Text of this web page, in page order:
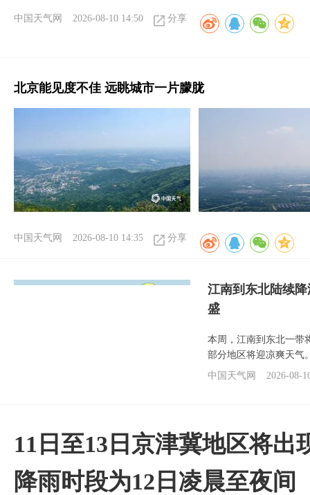
中国天气网 2026-08-10 14:50 分享
北京能见度不佳 远眺城市一片朦胧
中国天气网 2026-08-10 14:35 分享
江南到东北陆续
盛
本周，江南到东北一带
部分地区将迎凉爽天气
中国天气网
2026-08-
11日至13日京津冀地区将出
降雨时段为12日凌晨至夜间